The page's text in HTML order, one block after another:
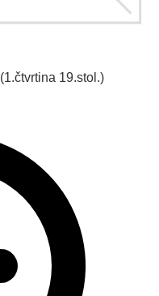
(1.čtvrtina 19.stol.)